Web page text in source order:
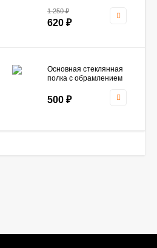
1 250₽
620 ₽
Основная стеклянная
полка с обрамлением
769748500600
500 ₽
Газ для горелки MAPP